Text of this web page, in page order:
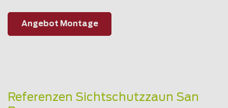
Angebot Montage
Referenzen Sichtschutzzaun San